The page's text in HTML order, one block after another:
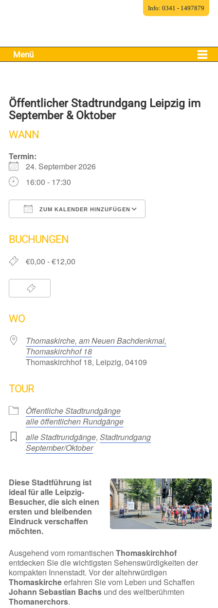
Menü
Öffentlicher Stadtrundgang Leipzig im
September & Oktober
WANN
Termin:
24. September 2026
16:00 - 17:30
ZUM KALENDER HINZUFÜGEN
BUCHUNGEN
€0,00 - €12,00
WO
Thomaskirche, am Neuen Bachdenkmal,
Thomaskirchhof 18
Thomaskirchhof 18, Leipzig, 04109
TOUR
Öffentliche Stadtrundgänge
alle öffentlichen Rundgänge
alle Stadtrundgänge, Stadtrundgang
September/Oktober
Diese Stadtführung ist
ideal für alle Leipzig-
Besucher, die sich einen
ersten und bleibenden
Eindruck verschaffen
möchten.
Ausgehend vom romantischen Thomaskirchhof
entdecken Sie die wichtigsten Sehenswürdigkeiten der
kompakten Innenstadt. Vor der altehrwürdigen
Thomaskircheerfahren Sie vom Leben und Schaffen
Johann Sebastian Bachsund des weltberühmten
Thomanerchors.
Info: 0341 - 1497879